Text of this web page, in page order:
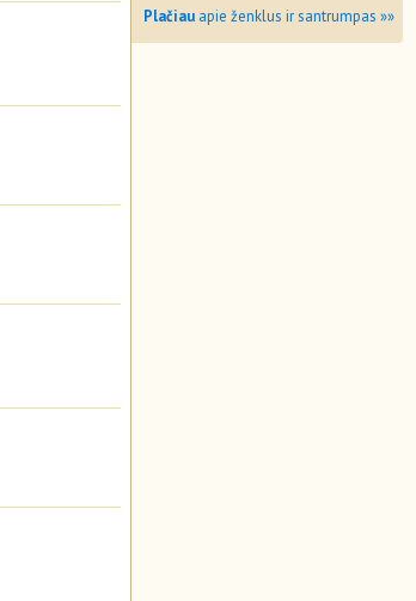
Plačiau apie ženklus ir santrumpas »»